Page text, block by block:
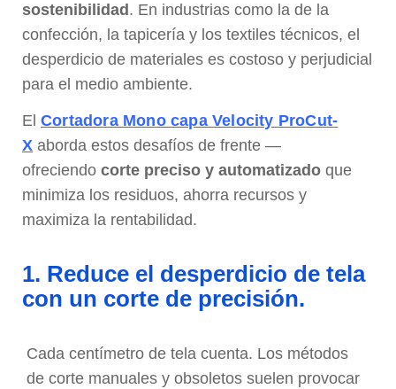
sostenibilidad . En industrias como la de la
confección, la tapicería y los textiles técnicos, el
desperdicio de materiales es costoso y perjudicial
para el medio ambiente.
El Cortadora Mono capa Velocity ProCut-
X aborda estos desafíos de frente —
ofreciendo corte preciso y automatizado que
minimiza los residuos, ahorra recursos y
maximiza la rentabilidad.
1. Reduce el desperdicio de tela
con un corte de precisión.
Cada centímetro de tela cuenta. Los métodos
de corte manuales y obsoletos suelen provocar